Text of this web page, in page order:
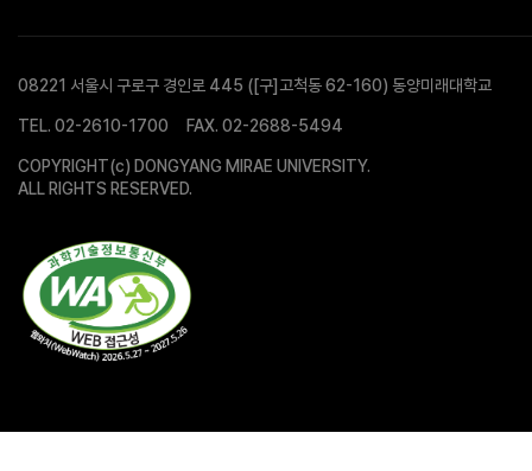
08221 서울시 구로구 경인로 445 ([구]고척동 62-160) 동양미래대학교
TEL. 02-2610-1700 FAX. 02-2688-5494
COPYRIGHT(c) DONGYANG MIRAE UNIVERSITY.
ALL RIGHTS RESERVED.